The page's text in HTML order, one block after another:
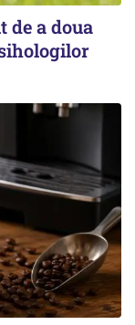
de a doua